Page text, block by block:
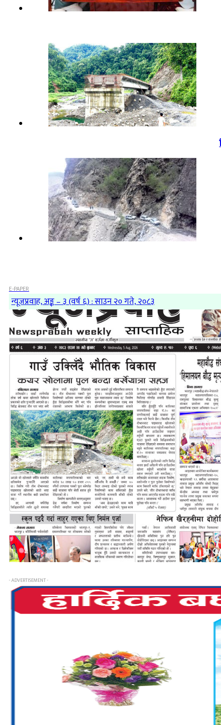
E-PAPER
न्यूजप्रवाह, अङ्क – ३ (वर्ष ६) : साउन २० गते, २०८३
- ADVERTISEMENT -